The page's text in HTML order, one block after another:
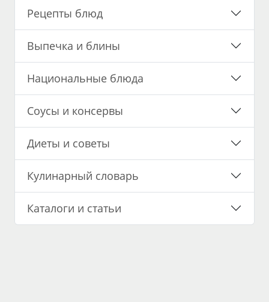
Рецепты блюд
Выпечка и блины
Национальные блюда
Соусы и консервы
Диеты и советы
Кулинарный словарь
Каталоги и статьи